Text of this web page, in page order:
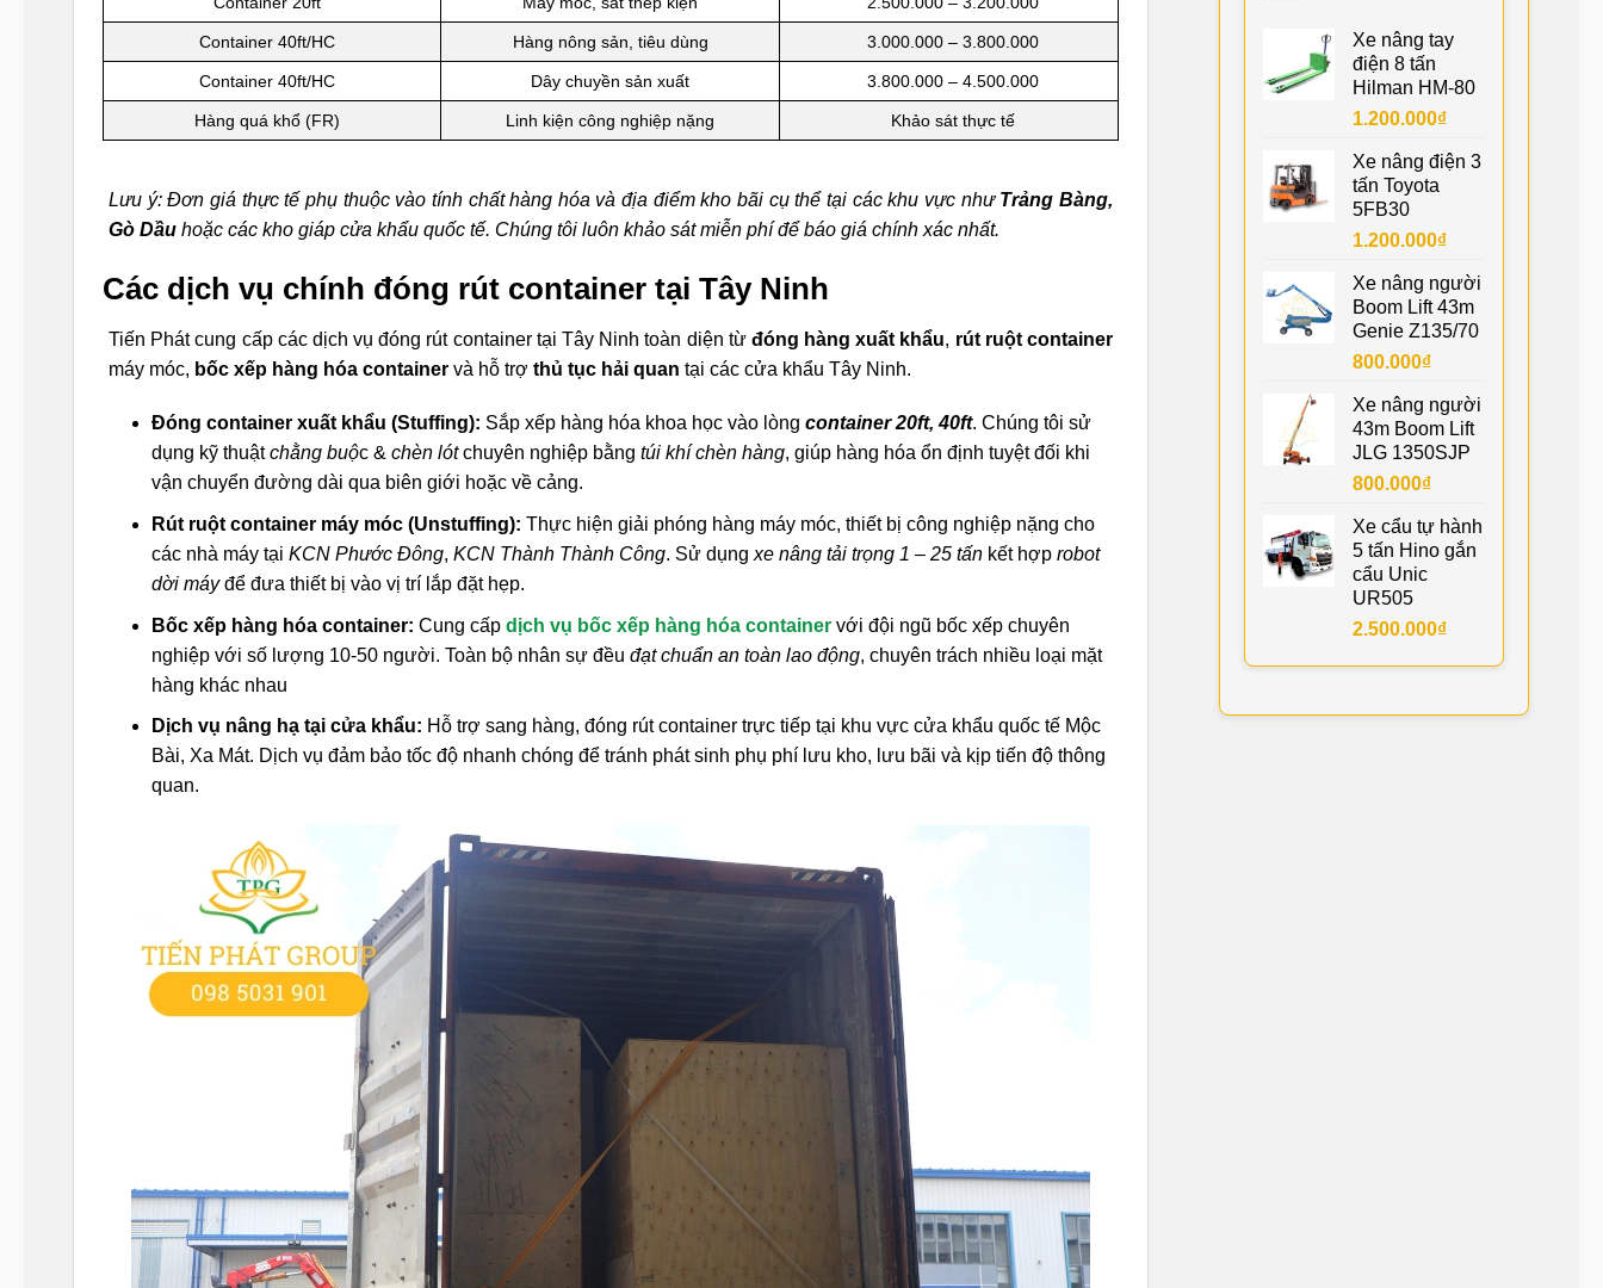
Container 40ft/HC Hàng nông sản, tiêu dùng 3.000.000 – 3.800.000
Container 40ft/HC Dây chuyền sản xuất 3.800.000 – 4.500.000
Hàng quá khổ (FR) Linh kiện công nghiệp nặng Khảo sát thực tế
Lưu ý: Đơn giá thực tế phụ thuộc vào tính chất hàng hóa và địa điểm kho bãi cụ thể tại các khu vực như Trảng Bàng,
Gò Dầu hoặc các kho giáp cửa khẩu quốc tế. Chúng tôi luôn khảo sát miễn phí để báo giá chính xác nhất.
Các dịch vụ chính đóng rút container tại Tây Ninh
Tiến Phát cung cấp các dịch vụ đóng rút container tại Tây Ninh toàn diện từ đóng hàng xuất khẩu, rút ruột container
máy móc, bốc xếp hàng hóa container và hỗ trợ thủ tục hải quan tại các cửa khẩu Tây Ninh.
Đóng container xuất khẩu (Stuffing): Sắp xếp hàng hóa khoa học vào lòng container 20ft, 40ft. Chúng tôi sử
dụng kỹ thuậtchằng buộc & chèn lótchuyên nghiệp bằng túi khí chèn hàng, giúp hàng hóa ổn định tuyệt đối khi
vận chuyển đường dài qua biên giới hoặc về cảng.
Rút ruột container máy móc (Unstuffing): Thực hiện giải phóng hàng máy móc, thiết bị công nghiệp nặng cho
các nhà máy tại KCN Phước Đông, KCN Thành Thành Công. Sử dụng xe nâng tải trọng 1 – 25 tấnkết hợp robot
dời máyđể đưa thiết bị vào vị trí lắp đặt hẹp.
Bốc xếp hàng hóa container: Cung cấp dịch vụ bốc xếp hàng hóa container với đội ngũ bốc xếp chuyên
nghiệp với số lượng 10-50 người. Toàn bộ nhân sự đều đạt chuẩn an toàn lao động, chuyên trách nhiều loại mặt
hàng khác nhau
Dịch vụ nâng hạ tại cửa khẩu: Hỗ trợ sang hàng, đóng rút container trực tiếp tại khu vực cửa khẩu quốc tế Mộc
Bài, Xa Mát. Dịch vụ đảm bảo tốc độ nhanh chóng để tránh phát sinh phụ phí lưu kho, lưu bãi và kịp tiến độ thông
quan.
Xe nâng tay
điện 8 tấn
Hilman HM-80
1.200.000₫
Xe nâng điện 3
tấn Toyota
5FB30
1.200.000₫
Xe nâng người
Boom Lift 43m
Genie Z135/70
800.000₫
Xe nâng người
43m Boom Lift
JLG 1350SJP
800.000₫
Xe cẩu tự hành
5 tấn Hino gắn
cẩu Unic
UR505
2.500.000₫